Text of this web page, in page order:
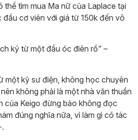
thể tìm mua Ma nữ của Laplace tại
cơ viên với giá từ 150k đến vô
kỷ từ một đầu óc điên rồ” –
một kỹ sư điện, không học chuyên
không phải là một nhà văn thuần
của Keigo đừng bảo không đọc
đúng nghĩa nữa, vì làm gì có tác